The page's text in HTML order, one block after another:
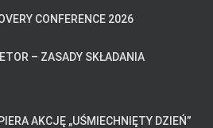
CONFERENCE 2026
– ZASADY SKŁADANIA
AKCJĘ „UŚMIECHNIĘTY DZIEŃ”